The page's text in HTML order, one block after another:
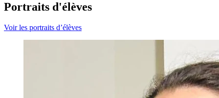
Portraits d'élèves
Voir les portraits d’élèves